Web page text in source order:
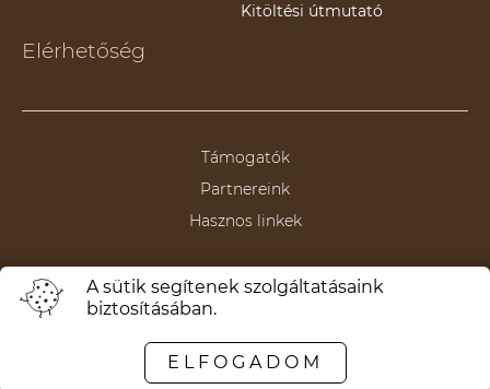
Kitöltési útmutató
Elérhetőség
Támogatók
Partnereink
Hasznos linkek
Politica de anulare/returnare
A sütik segítenek szolgáltatásaink
biztosításában.
ELFOGADOM